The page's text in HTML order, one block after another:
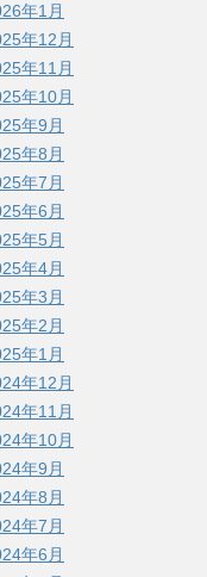
年1月
年12月
年11月
年10月
年9月
年8月
年7月
年6月
年5月
年4月
年3月
年2月
年1月
年12月
年11月
年10月
年9月
年8月
年7月
年6月